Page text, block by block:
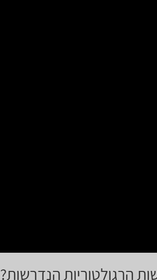
הרגולטוריות הנדרשות?